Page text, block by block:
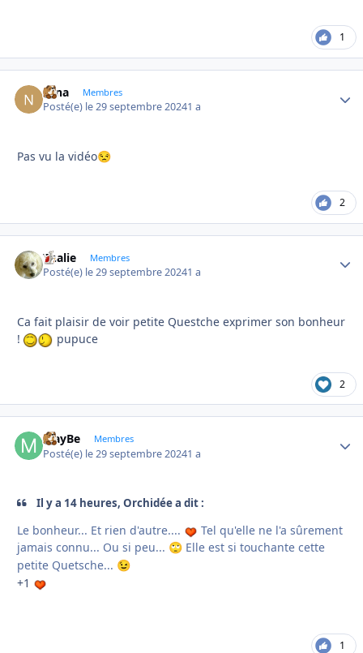
1
Nina Membres
Posté(e) le 29 septembre 20241 a
Pas vu la vidéo😒
2
Thalie Membres
Posté(e) le 29 septembre 20241 a
Ca fait plaisir de voir petite Questche exprimer son bonheur
!
pupuce
2
MayBe Membres
Posté(e) le 29 septembre 20241 a
Il y a 14 heures, Orchidée a dit :
Le bonheur... Et rien d'autre....
Tel qu'elle ne l'a sûrement
jamais connu... Ou si peu... 🙄 Elle est si touchante cette
petite Quetsche... 😉
+1
1